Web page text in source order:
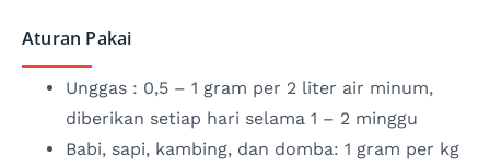
Aturan Pakai
Unggas : 0,5 – 1 gram per 2 liter air minum,
diberikan setiap hari selama 1 – 2 minggu
Babi, sapi, kambing, dan domba: 1 gram per kg